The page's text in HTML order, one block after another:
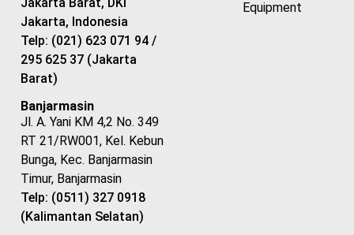
Jakarta Barat, DKI
Jakarta, Indonesia
Telp: (021) 623 071 94 /
295 625 37 (Jakarta
Barat)
Banjarmasin
Jl. A. Yani KM 4,2 No. 349
RT 21/RW001, Kel. Kebun
Bunga, Kec. Banjarmasin
Timur, Banjarmasin
Telp: (0511) 327 0918
(Kalimantan Selatan)
Equipment